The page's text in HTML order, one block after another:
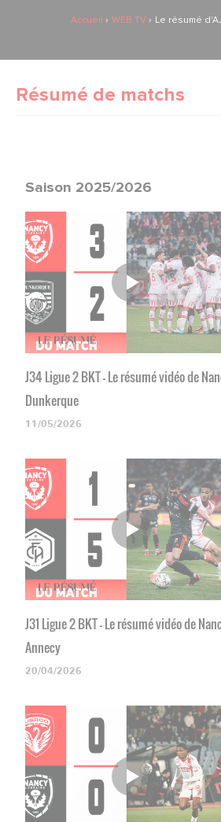
Accueil WEB TV Le résumé
Résumé de matchs
Saison 2025/2026
J34 Ligue 2 BKT - Le résumé vidéo de
Dunkerque
11/05/2026
J31 Ligue 2 BKT - Le résumé vidéo de
Annecy
20/04/2026